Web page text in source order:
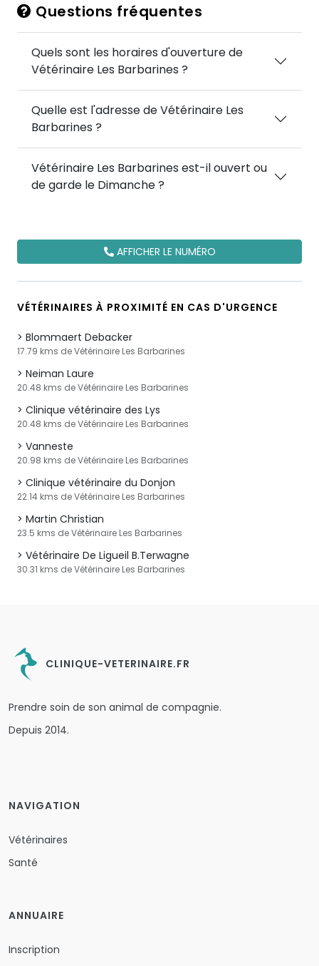
Questions fréquentes
Quels sont les horaires d'ouverture de
Vétérinaire Les Barbarines ?
Quelle est l'adresse de Vétérinaire Les
Barbarines ?
Vétérinaire Les Barbarines est-il ouvert ou
de garde le Dimanche ?
AFFICHER LE NUMÉRO
VÉTÉRINAIRES À PROXIMITÉ EN CAS D'URGENCE
Blommaert Debacker
17.79 kms de Vétérinaire Les Barbarines
Neiman Laure
20.48 kms de Vétérinaire Les Barbarines
Clinique vétérinaire des Lys
20.48 kms de Vétérinaire Les Barbarines
Vanneste
20.98 kms de Vétérinaire Les Barbarines
Clinique vétérinaire du Donjon
22.14 kms de Vétérinaire Les Barbarines
Martin Christian
23.5 kms de Vétérinaire Les Barbarines
Vétérinaire De Ligueil B.Terwagne
30.31 kms de Vétérinaire Les Barbarines
CLINIQUE-VETERINAIRE.FR
Prendre soin de son animal de compagnie.
Depuis 2014.
NAVIGATION
Vétérinaires
Santé
ANNUAIRE
Inscription